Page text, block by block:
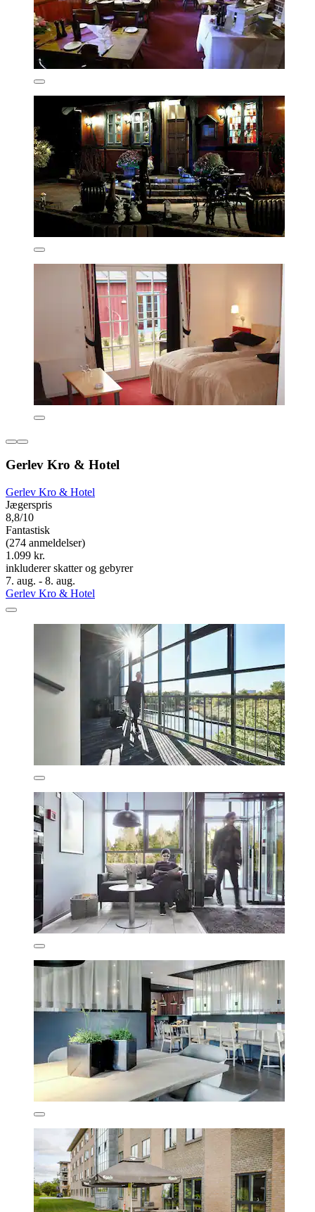
Gerlev Kro & Hotel
Gerlev Kro & Hotel
Jægerspris
8,8/10
Fantastisk
(274 anmeldelser)
1.099 kr.
inkluderer skatter og gebyrer
7. aug. - 8. aug.
Gerlev Kro & Hotel